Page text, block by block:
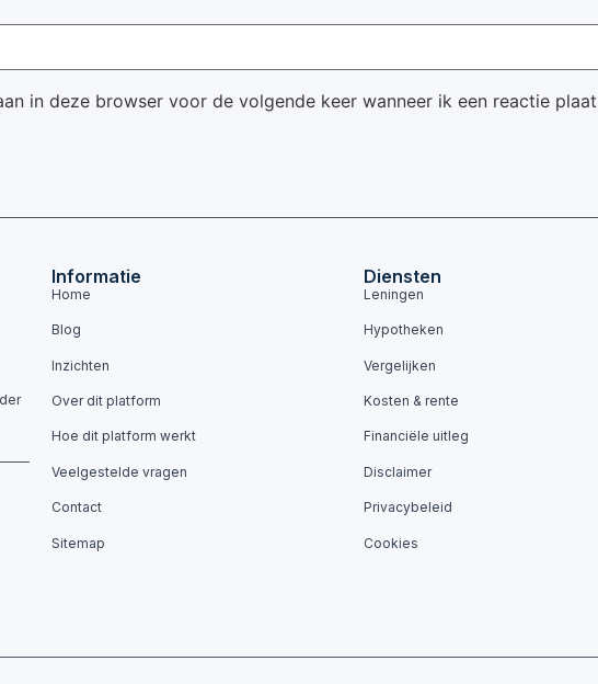
in deze browser voor de volgende keer wanneer ik een reactie
Informatie
Home
Blog
Inzichten
Over dit platform
Hoe dit platform werkt
Veelgestelde vragen
Contact
Sitemap
Diensten
Leningen
Hypotheken
Vergelijken
Kosten & rente
Financiële uitleg
Disclaimer
Privacybeleid
Cookies